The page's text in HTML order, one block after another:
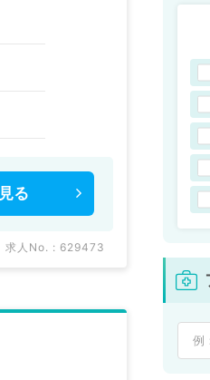
見る
求人No. : 629473